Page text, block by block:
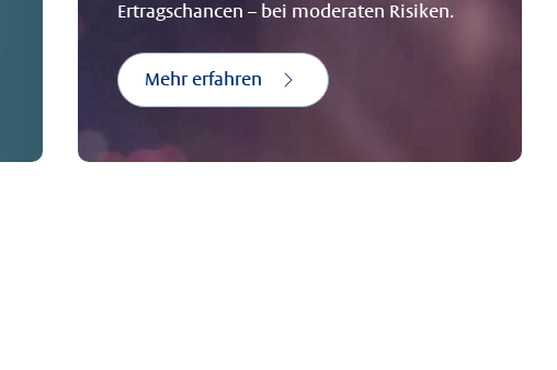
Ertragschancen – bei moderaten Risiken.
Mehr erfahren